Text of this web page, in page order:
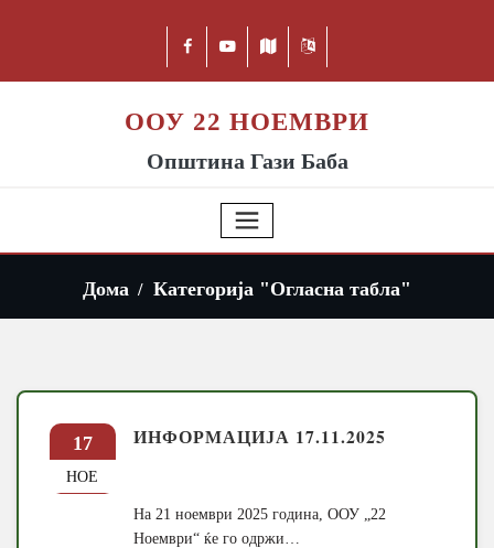
ООУ 22 НОЕМВРИ
Општина Гази Баба
Дома Категорија "Огласна табла"
17
НОЕ
ИНФОРМАЦИЈА 17.11.2025
На 21 ноември 2025 година, ООУ „22
Ноември“ ќе го одржи…